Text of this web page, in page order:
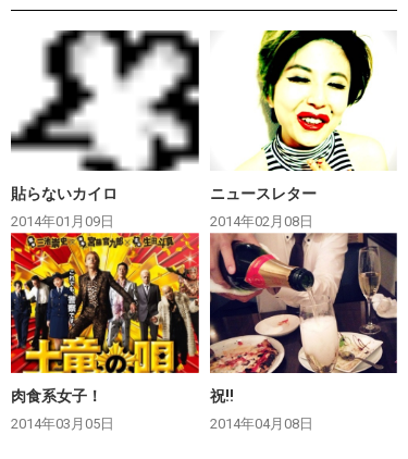
貼らないカイロ
2014年01月09日
ニュースレター
2014年02月08日
肉食系女子！
2014年03月05日
祝‼︎
2014年04月08日